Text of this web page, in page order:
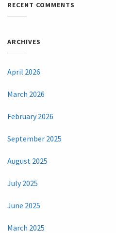
RECENT COMMENTS
ARCHIVES
April 2026
March 2026
February 2026
September 2025
August 2025
July 2025
June 2025
March 2025